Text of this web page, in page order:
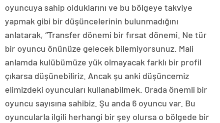
oyuncuya sahip olduklarını ve bu bölgeye takviye
yapmak gibi bir düşüncelerinin bulunmadığını
anlatarak, “Transfer dönemi bir fırsat dönemi. Ne tür
bir oyuncu önünüze gelecek bilemiyorsunuz. Mali
anlamda kulübümüze yük olmayacak farklı bir profil
çıkarsa düşünebiliriz. Ancak şu anki düşüncemiz
elimizdeki oyuncuları kullanabilmek. Orada önemli bir
oyuncu sayısına sahibiz. Şu anda 6 oyuncu var. Bu
oyuncularla ilgili herhangi bir şey olursa o bölgede bir